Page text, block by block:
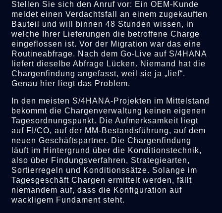
Stellen Sie sich den Anruf vor: Ein OEM-Kunde
meldet einen Verdachtsfall an einem zugekauften
Bauteil und will binnen 48 Stunden wissen, in
welche Ihrer Lieferungen die betroffene Charge
eingeflossen ist. Vor der Migration war das eine
Routineabfrage. Nach dem Go-Live auf S/4HANA
liefert dieselbe Abfrage Lücken. Niemand hat die
Chargenfindung angefasst, weil sie ja „lief“.
Genau hier liegt das Problem.
In den meisten S/4HANA-Projekten im Mittelstand
bekommt die Chargenverwaltung keinen eigenen
Tagesordnungspunkt. Die Aufmerksamkeit liegt
auf FI/CO, auf der MM-Bestandsführung, auf dem
neuen Geschäftspartner. Die Chargenfindung
läuft im Hintergrund über die Konditionstechnik,
also über Findungsverfahren, Strategiearten,
Sortierregeln und Konditionssätze. Solange im
Tagesgeschäft Chargen ermittelt werden, fällt
niemandem auf, dass die Konfiguration auf
wackligem Fundament steht.